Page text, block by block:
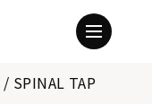
/ SPINAL TAP